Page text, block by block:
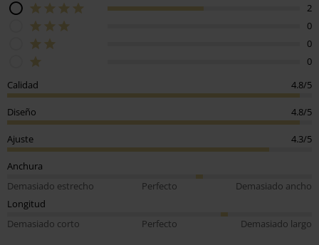
2
0
0
0
Calidad
4.8/5
Diseño 4.8/5
Ajuste 4.3/5
Anchura
Demasiado estrecho
Perfecto
Demasiado ancho
Longitud
Demasiado corto
Perfecto Demasiado largo